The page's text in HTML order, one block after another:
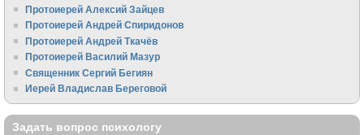
Протоиерей Алексий Зайцев
Протоиерей Андрей Спиридонов
Протоиерей Андрей Ткачёв
Протоиерей Василий Мазур
Священник Сергий Бегиян
Иерей Владислав Береговой
Задать вопрос психологу